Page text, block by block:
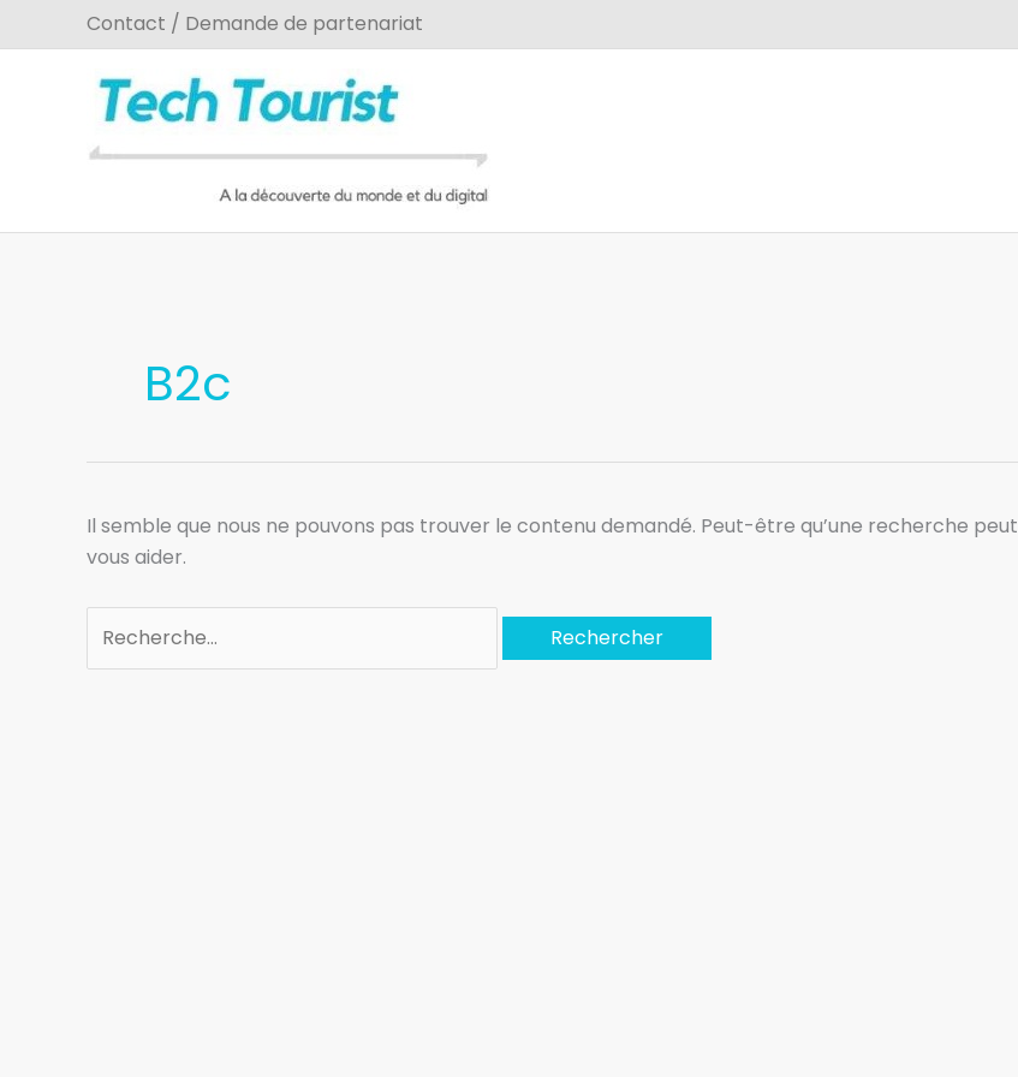
au
Contact / Demande de partenariat
B2c
Il semble que nous ne pouvons pas trouver le contenu demandé. Peut-être qu’une recherche peut
vous aider.